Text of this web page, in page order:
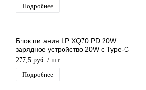
Подробнее
Блок питания LP XQ70 PD 20W
зарядное устройство 20W с Type-C
портом
277,5 руб. / шт
Подробнее